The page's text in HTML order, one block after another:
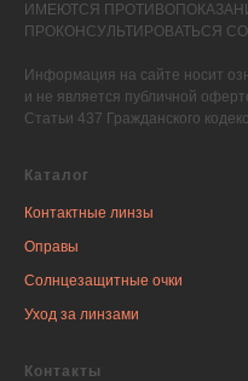
ИМЕЮТСЯ
ПРОКОНСУЛЬТИРОВАТЬСЯ
Информация на сайте носит
и не является публичной
Статьи 437 Гражданского
Каталог
Контактные линзы
Оправы
Солнцезащитные очки
Уход за линзами
Контакты